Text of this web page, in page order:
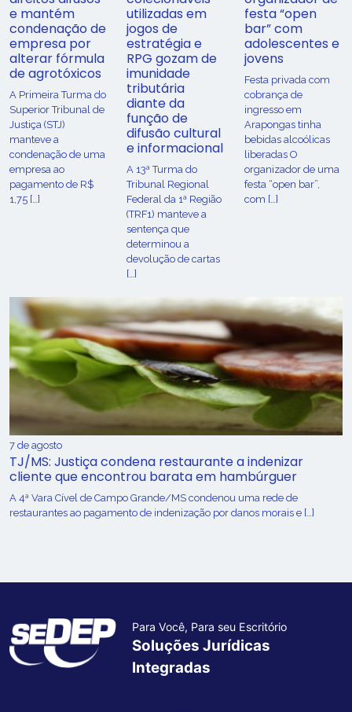
e mantém
condenação de
empresa por
alterar fórmula
de agrotóxicos
​A Primeira Turma do
Superior Tribunal de
Justiça (STJ)
manteve a
condenação de uma
empresa ao
pagamento de R$
1,75 […]
utilizadas em
jogos de
estratégia e
RPG gozam de
imunidade
tributária
diante da
função de
difusão cultural
e informacional
A 13ª Turma do
Tribunal Regional
Federal da 1ª Região
(TRF1) manteve a
sentença que
determinou a
devolução de cartas
[…]
festa “open
bar” com
adolescentes e
jovens
Festa privada com
cobrança de
ingresso em
Arapongas tinha
bebidas alcoólicas
liberadas O
organizador de uma
festa “open bar”,
com […]
7 de agosto
TJ/MS: Justiça condena restaurante a indenizar
cliente que encontrou barata em hambúrguer
A 4ª Vara Cível de Campo Grande/MS condenou uma rede de
restaurantes ao pagamento de indenização por danos morais e […]
Para Você, Para seu Escritório
Soluções Jurídicas
Integradas